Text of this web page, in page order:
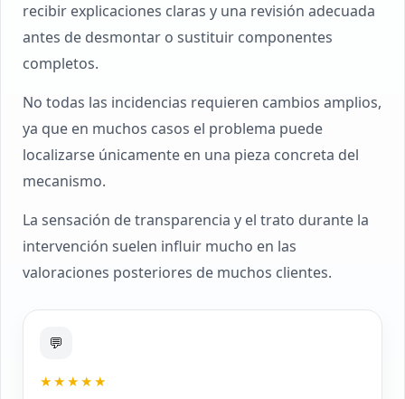
recibir explicaciones claras y una revisión adecuada
antes de desmontar o sustituir componentes
completos.
No todas las incidencias requieren cambios amplios,
ya que en muchos casos el problema puede
localizarse únicamente en una pieza concreta del
mecanismo.
La sensación de transparencia y el trato durante la
intervención suelen influir mucho en las
valoraciones posteriores de muchos clientes.
💬
★★★★★